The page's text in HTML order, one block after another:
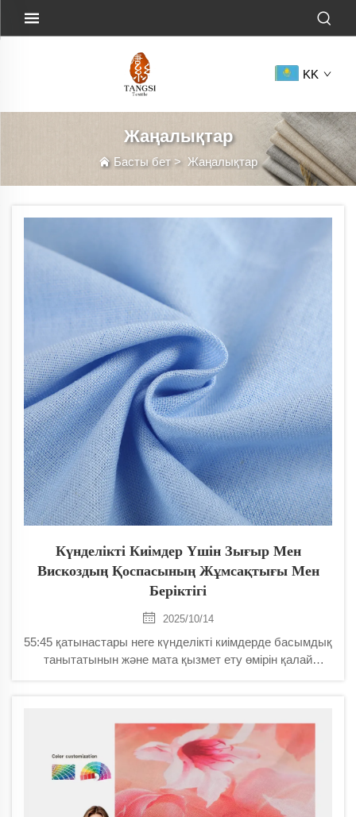
KK
Жаңалықтар
Басты бет> Жаңалықтар
Күнделікті Киімдер Үшін Зығыр Мен
Вискоздың Қоспасының Жұмсақтығы Мен
Беріктігі
2025/10/14
55:45 қатынастары неге күнделікті киімдерде басымдық
танытатынын және мата қызмет ету өмірін қалай
күтудің кеңестерін қараңыз.